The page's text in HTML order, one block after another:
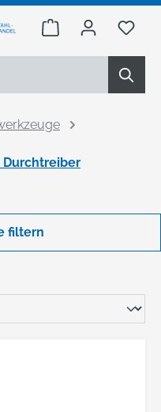
Warenkorb Du
Durchtreiber
filtern